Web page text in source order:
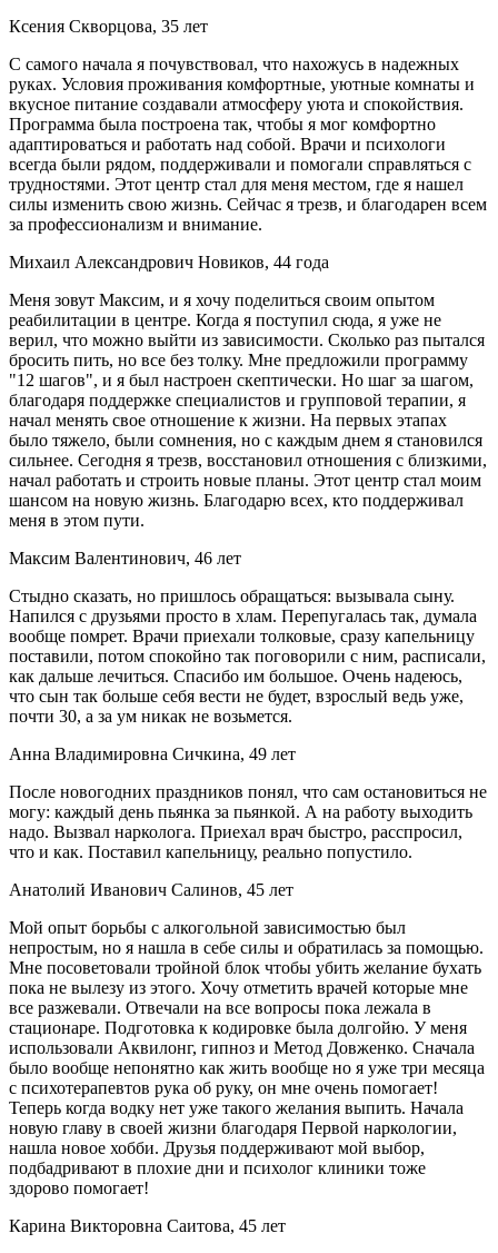
Ксения Скворцова, 35 лет
С самого начала я почувствовал, что нахожусь в надежных
руках. Условия проживания комфортные, уютные комнаты и
вкусное питание создавали атмосферу уюта и спокойствия.
Программа была построена так, чтобы я мог комфортно
адаптироваться и работать над собой. Врачи и психологи
всегда были рядом, поддерживали и помогали справляться с
трудностями. Этот центр стал для меня местом, где я нашел
силы изменить свою жизнь. Сейчас я трезв, и благодарен всем
за профессионализм и внимание.
Михаил Александрович Новиков, 44 года
Меня зовут Максим, и я хочу поделиться своим опытом
реабилитации в центре. Когда я поступил сюда, я уже не
верил, что можно выйти из зависимости. Сколько раз пытался
бросить пить, но все без толку. Мне предложили программу
"12 шагов", и я был настроен скептически. Но шаг за шагом,
благодаря поддержке специалистов и групповой терапии, я
начал менять свое отношение к жизни. На первых этапах
было тяжело, были сомнения, но с каждым днем я становился
сильнее. Сегодня я трезв, восстановил отношения с близкими,
начал работать и строить новые планы. Этот центр стал моим
шансом на новую жизнь. Благодарю всех, кто поддерживал
меня в этом пути.
Максим Валентинович, 46 лет
Стыдно сказать, но пришлось обращаться: вызывала сыну.
Напился с друзьями просто в хлам. Перепугалась так, думала
вообще помрет. Врачи приехали толковые, сразу капельницу
поставили, потом спокойно так поговорили с ним, расписали,
как дальше лечиться. Спасибо им большое. Очень надеюсь,
что сын так больше себя вести не будет, взрослый ведь уже,
почти 30, а за ум никак не возьмется.
Анна Владимировна Сичкина, 49 лет
После новогодних праздников понял, что сам остановиться не
могу: каждый день пьянка за пьянкой. А на работу выходить
надо. Вызвал нарколога. Приехал врач быстро, расспросил,
что и как. Поставил капельницу, реально попустило.
Анатолий Иванович Салинов, 45 лет
Мой опыт борьбы с алкогольной зависимостью был
непростым, но я нашла в себе силы и обратилась за помощью.
Мне посоветовали тройной блок чтобы убить желание бухать
пока не вылезу из этого. Хочу отметить врачей которые мне
все разжевали. Отвечали на все вопросы пока лежала в
стационаре. Подготовка к кодировке была долгойю. У меня
использовали Аквилонг, гипноз и Метод Довженко. Сначала
было вообще непонятно как жить вообще но я уже три месяца
с психотерапевтов рука об руку, он мне очень помогает!
Теперь когда водку нет уже такого желания выпить. Начала
новую главу в своей жизни благодаря Первой наркологии,
нашла новое хобби. Друзья поддерживают мой выбор,
подбадривают в плохие дни и психолог клиники тоже
здорово помогает!
Карина Викторовна Саитова, 45 лет